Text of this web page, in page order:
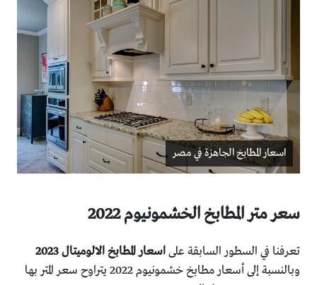
اسعار المطابخ الجاهزة في مصر
سعر متر المطابخ الخشمونيوم 2022
تعرفنا في السطور السابقة علىاسعار المطابخ الالوميتال 2023
وبالنسبة إلى أسعار مطابخ خشمونيوم 2022 يتراوح سعر المتر بها